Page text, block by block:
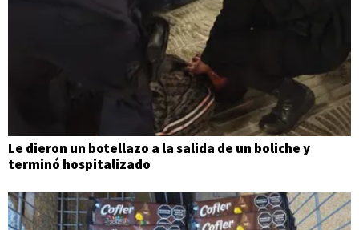
Le dieron un botellazo a la salida de un boliche y
terminó hospitalizado